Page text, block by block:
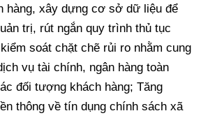
hàng, xây dựng cơ sở dữ liệu để
trị, rút ngắn quy trình thủ tục
soát chặt chẽ rủi ro nhằm cung
vụ tài chính, ngân hàng toàn
đối tượng khách hàng; Tăng
thông về tín dụng chính sách xã